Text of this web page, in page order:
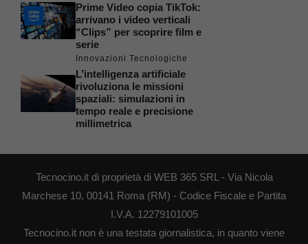
Prime Video copia TikTok:
arrivano i video verticali
“Clips” per scoprire film e
serie
Innovazioni Tecnologiche
L’intelligenza artificiale
rivoluziona le missioni
spaziali: simulazioni in
tempo reale e precisione
millimetrica
Tecnocino.it di proprietà di WEB 365 SRL - Via Nicola
Marchese 10, 00141 Roma (RM) - Codice Fiscale e Partita
I.V.A. 12279101005
Tecnocino.it non è una testata giornalistica, in quanto viene